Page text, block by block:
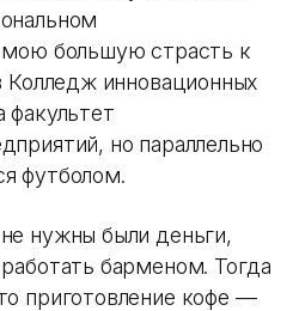
большую страсть к
Колледж инновационных
факультет
но параллельно
футболом.
нужны были деньги,
барменом. Тогда
приготовление кофе —